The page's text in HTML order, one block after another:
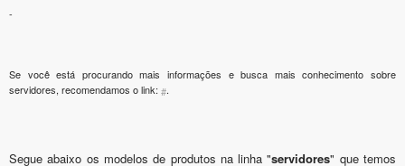
-
Se você está procurando mais informações e busca mais conhecimento sobre
servidores, recomendamos o link: #.
Segue abaixo os modelos de produtos na linha "servidores" que temos